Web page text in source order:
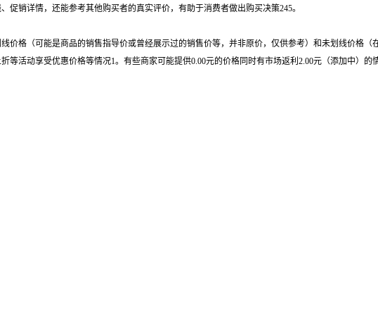
销详情，还能参考其他购买者的真实评价，有助于消费者做出购买决策245。
价格（可能是商品的销售指导价或曾经展示过的销售价等，并非原价，仅供参考）和未划线价格
活动享受优惠价格等情况1。有些商家可能提供0.00元的价格同时有市场返利2.00元（添加中）的情